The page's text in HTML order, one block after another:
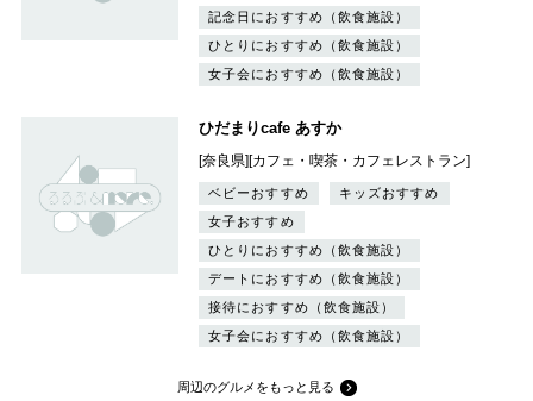
記念日におすすめ（飲食施設）
ひとりにおすすめ（飲食施設）
女子会におすすめ（飲食施設）
ひだまりcafe あすか
[奈良県][カフェ・喫茶・カフェレストラン]
ベビーおすすめ
キッズおすすめ
女子おすすめ
ひとりにおすすめ（飲食施設）
デートにおすすめ（飲食施設）
接待におすすめ（飲食施設）
女子会におすすめ（飲食施設）
周辺のグルメをもっと見る